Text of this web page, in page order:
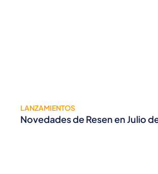
LANZAMIENTOS
Novedades de Resen en Julio